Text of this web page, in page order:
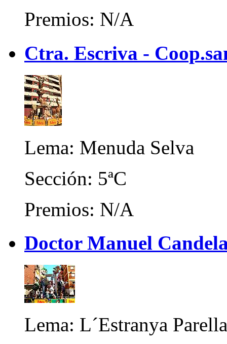
Premios: N/A
Ctra. Escriva -
Lema: Menuda Selva
Sección: 5ªC
Premios: N/A
Doctor Manuel
Lema: L´Estranya Parella